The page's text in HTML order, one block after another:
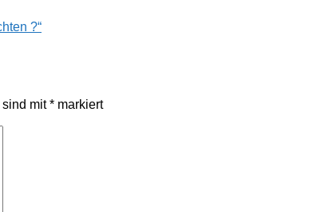
?“
sind mit* markiert